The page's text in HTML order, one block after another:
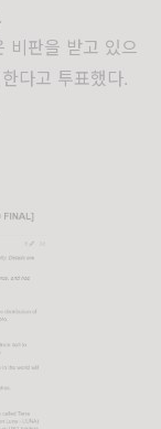
비판을 받고 있으
다고 투표했다.